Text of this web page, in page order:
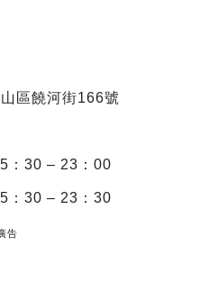
區饒河街166號
：30 – 23：00
：30 – 23：30
告